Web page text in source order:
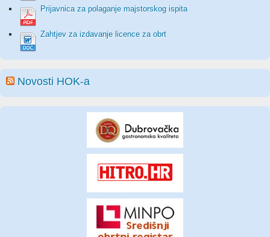
Prijavnica za polaganje majstorskog ispita
Zahtjev za izdavanje licence za obrt
Novosti HOK-a